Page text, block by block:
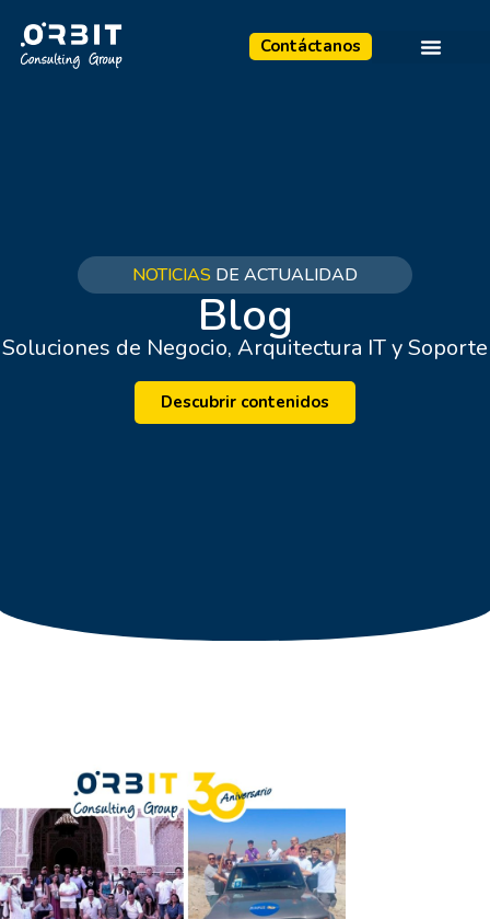
Contáctanos
NOTICIAS DE ACTUALIDAD
Blog
Soluciones de Negocio, Arquitectura IT y Soporte
Descubrir contenidos